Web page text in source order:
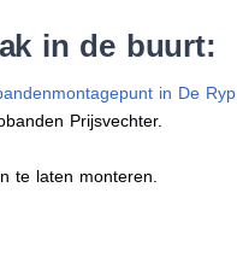
in de buurt:
in De Ryp
Prijsvechter.
te laten monteren.